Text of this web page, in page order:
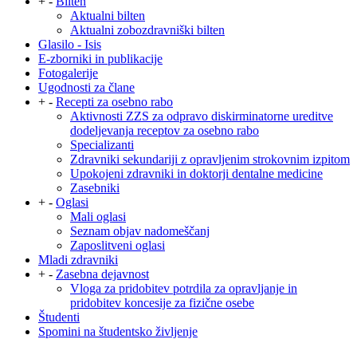
Aktualni bilten
Aktualni zobozdravniški bilten
Glasilo - Isis
E-zborniki in publikacije
Fotogalerije
Ugodnosti za člane
+ - Recepti za osebno rabo
Aktivnosti ZZS za odpravo diskirminatorne ureditve
dodeljevanja receptov za osebno rabo
Specializanti
Zdravniki sekundariji z opravljenim strokovnim izpitom
Upokojeni zdravniki in doktorji dentalne medicine
Zasebniki
+ - Oglasi
Mali oglasi
Seznam objav nadomeščanj
Zaposlitveni oglasi
Mladi zdravniki
+ - Zasebna dejavnost
Vloga za pridobitev potrdila za opravljanje in
pridobitev koncesije za fizične osebe
Študenti
Spomini na študentsko življenje